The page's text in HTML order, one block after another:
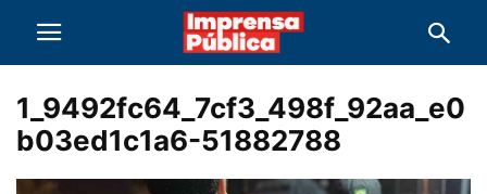
1_9492fc64_7cf3_498f_92aa_e0
b03ed1c1a6-51882788